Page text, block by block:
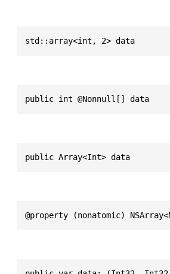
std::array<int, 2> data
public int @Nonnull[] data
public Array<Int> data
@property (nonatomic)